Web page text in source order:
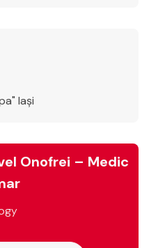
Iași
Onofrei – Medic